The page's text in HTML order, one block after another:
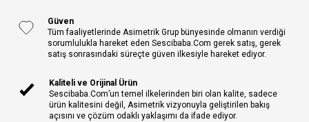
Güven
Tüm faaliyetlerinde Asimetrik Grup bünyesinde olmanın verdiği
sorumlulukla hareket eden Sescibaba.Com gerek satış, gerek
satış sonrasındaki süreçte güven ilkesiyle hareket ediyor.
Kaliteli ve Orijinal Ürün
Sescibaba.Com’un temel ilkelerinden biri olan kalite, sadece
ürün kalitesini değil, Asimetrik vizyonuyla geliştirilen bakış
açısını ve çözüm odaklı yaklaşımı da ifade ediyor.